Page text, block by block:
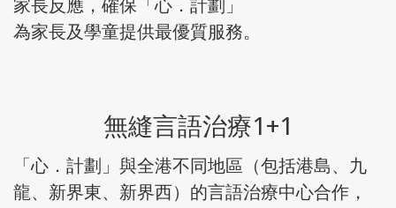
家長反應，確保「心．計劃」
​為家長及學童提供最優質服務。
無縫言語治療1+1
「心．計劃」與全港不同地區（包括港島、九
龍、新界東、新界西）的言語治療中心合作，